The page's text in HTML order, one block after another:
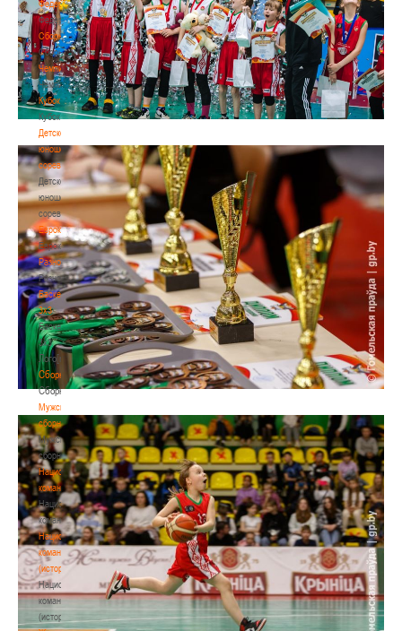
Федерация
Федерация
Сборные
Сборные
Чемпионат
Чемпионат
Кубок
Кубок
Детско-
юношеские
соревнования
Детско-
юношеские
соревнования
Еврокубки
Еврокубки
Разное
Разное
Баскетбол
3х3
Баскетбол
3х3
Лого[modid=121]
Сборные
Сборные
Мужские
сборные
Мужские
сборные
Национальная
команда
Национальная
команда
Национальная
команда
(история)
Национальная
команда
(история)